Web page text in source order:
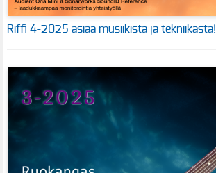
Riffi 4-2025 asiaa musiikista ja tekniikasta!